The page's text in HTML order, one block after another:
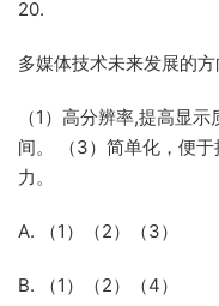
20.
多媒体技术未来发展的方
（1）高分辨率,提高显
间。 （3）简单化，便
力。
A. （1）（2）（3）
B. （1）（2）（4）